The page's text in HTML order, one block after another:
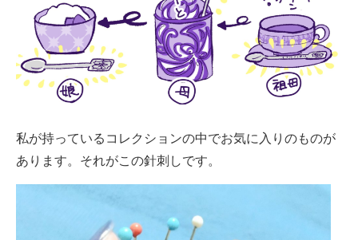
私が持っているコレクションの中でお気に入りのものが
あります。それがこの針刺しです。